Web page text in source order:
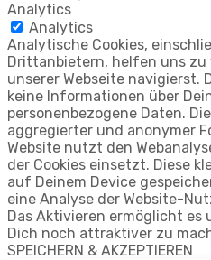
Analytics
Analytics
Analytische Cookies,
Drittanbietern, helfen uns zu
unserer Webseite navigierst.
keine Informationen über
personenbezogene Daten.
aggregierter und anonymer
Website nutzt den
der Cookies einsetzt. Diese
auf Deinem Device
eine Analyse der Website-
Das Aktivieren ermöglicht es
Dich noch attraktiver zu
SPEICHERN & AKZEPTIEREN